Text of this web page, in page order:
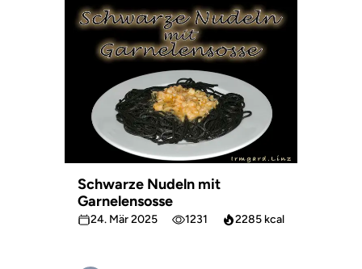
Schwarze Nudeln mit
Garnelensosse
24. Mär 2025 1231 2285 kcal